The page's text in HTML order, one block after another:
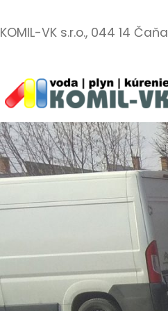
na
KOMIL-VK s.r.o., 044 14 Čaňa